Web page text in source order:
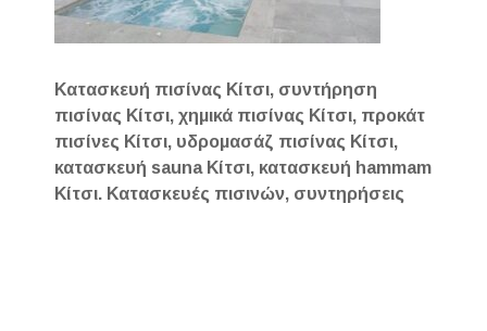
Κατασκευή πισίνας Κίτσι, συντήρηση
πισίνας Κίτσι, χημικά πισίνας Κίτσι, προκάτ
πισίνες Κίτσι, υδρομασάζ πισίνας Κίτσι,
κατασκευή sauna Κίτσι, κατασκευή hammam
Κίτσι. Κατασκευές πισινών, συντηρήσεις